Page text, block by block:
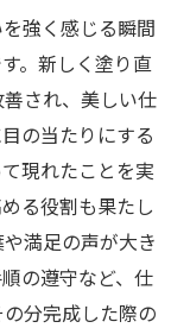
強く感じる瞬間
。新しく塗り直
され、美しい仕
の当たりにする
現れたことを実
る役割も果たし
満足の声が大き
の遵守など、仕
分完成した際の